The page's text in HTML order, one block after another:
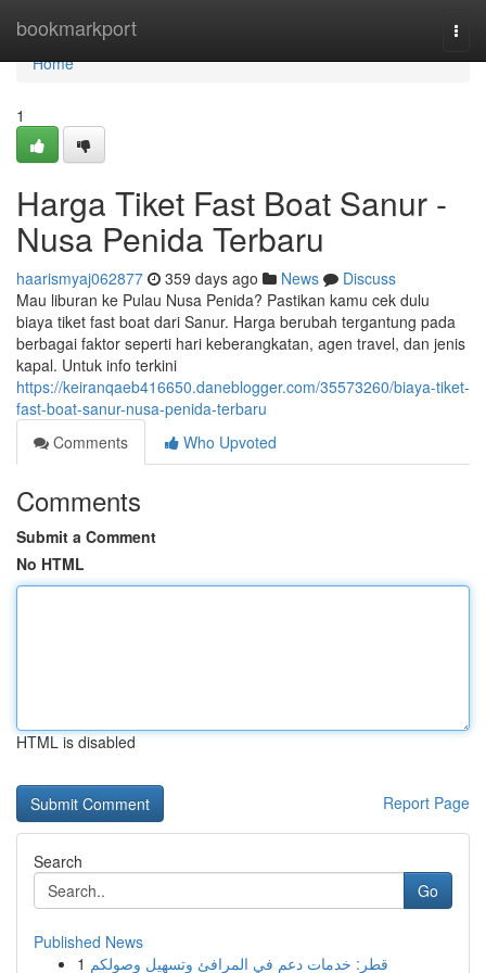
bookmarkport
Home
Home
1
Harga Tiket Fast Boat Sanur -
Nusa Penida Terbaru
haarismyaj062877 359 days ago News
Discuss
Mau liburan ke Pulau Nusa Penida? Pastikan kamu cek dulu
biaya tiket fast boat dari Sanur. Harga berubah tergantung pada
berbagai faktor seperti hari keberangkatan, agen travel, dan jenis
kapal. Untuk info terkini
https://keiranqaeb416650.daneblogger.com/35573260/biaya-tiket-
fast-boat-sanur-nusa-penida-terbaru
Comments
Who Upvoted
Comments
Submit a Comment
No HTML
HTML is disabled
Report Page
Search
Go
Published News
1 قطر: خدمات دعم في المرافئ وتسهيل وصولكم